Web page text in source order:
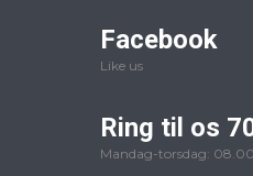
Facebook
Like us
Ring til os
Mandag-torsdag: